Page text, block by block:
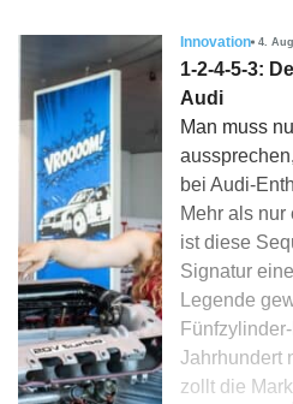
Innovation 4.
1-2-4-5-3:
Audi
Man muss
bei Audi-
Mehr als
ist diese
Signatur
Legende
Jahrhundert
zollt die